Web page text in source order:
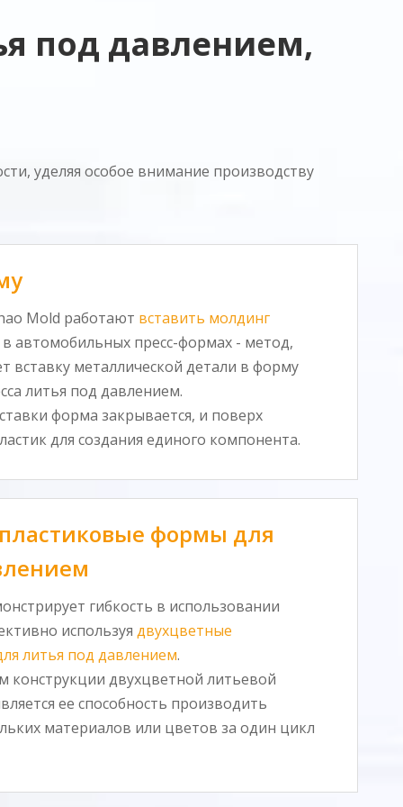
под давлением,
уделяя особое внимание производству
Mold работают вставить молдинг
автомобильных пресс-формах - метод,
вставку металлической детали в форму
литья под давлением.
форма закрывается, и поверх
для создания единого компонента.
формы для
гибкость в использовании
используя двухцветные
литья под давлением.
двухцветной литьевой
ее способность производить
материалов или цветов за один цикл